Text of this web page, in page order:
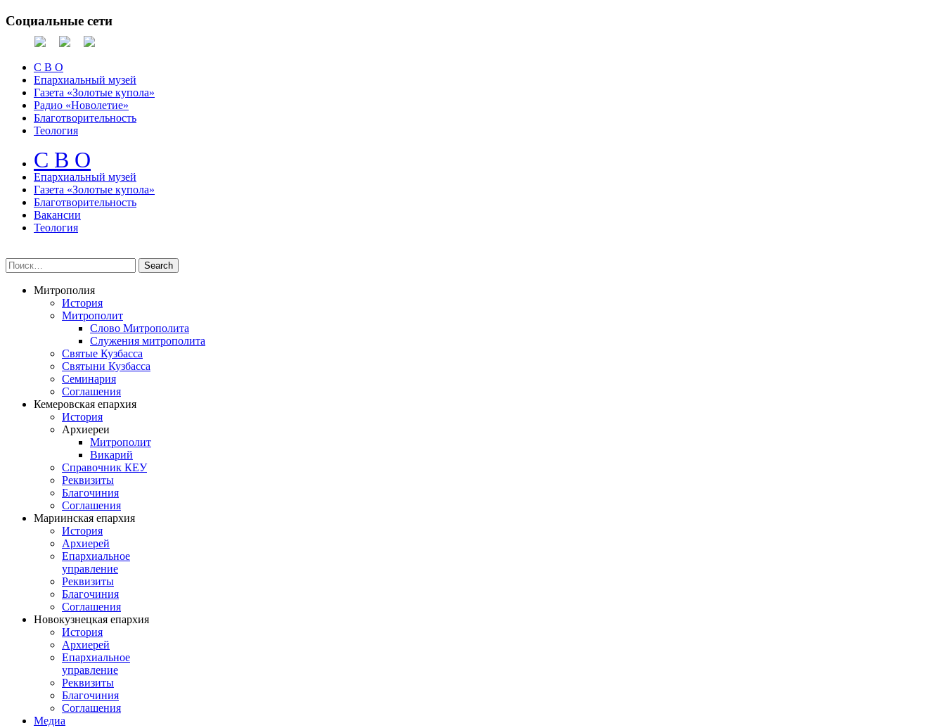
Социальные сети
С В О
Епархиальный музей
Газета «Золотые купола»
Радио «Новолетие»
Благотворительность
Теология
С В О
Епархиальный музeй
Газета «Золотые купола»
Благотворительность
Вакансии
Теология
Митрополия
История
Митрополит
Слово Митрополита
Служения митрополита
Святые Кузбасса
Святыни Кузбасса
Семинария
Соглашения
Кемеровская епархия
История
Архиереи
Митрополит
Викарий
Справочник КЕУ
Реквизиты
Благочиния
Соглашения
Мариинская епархия
История
Архиерей
Епархиальное
управление
Реквизиты
Благочиния
Соглашения
Новокузнецкая епархия
История
Архиерей
Епархиальное
управление
Реквизиты
Благочиния
Соглашения
Медиа